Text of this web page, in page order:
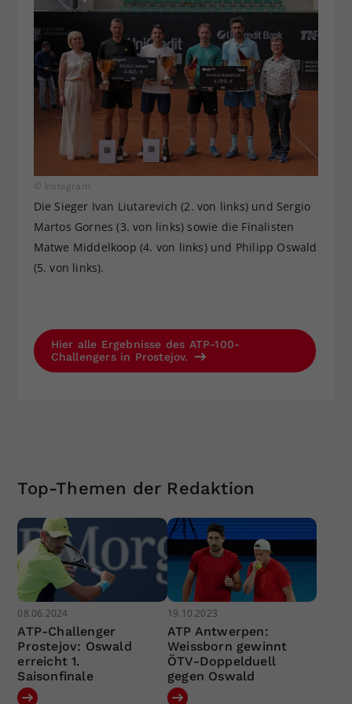
© Instagram
Die Sieger Ivan Liutarevich (2. von links) und Sergio
Martos Gornes (3. von links) sowie die Finalisten
Matwe Middelkoop (4. von links) und Philipp Oswald
(5. von links).
Hier alle Ergebnisse des ATP-100-
Challengers in Prostejov.
Top-Themen der Redaktion
08.06.2024
ATP-Challenger
Prostejov: Oswald
erreicht 1.
Saisonfinale
19.10.2023
ATP Antwerpen:
Weissborn gewinnt
ÖTV-Doppelduell
gegen Oswald